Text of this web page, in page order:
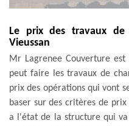
Le prix des travaux
Vieussan
Mr Lagrenee Couverture
peut faire les travaux de
prix des opérations qui vont
baser sur des critères de
a l'état de la structure qui